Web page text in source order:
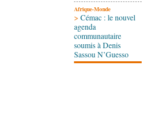
Afrique-Monde
> Cémac : le nouvel
agenda
communautaire
soumis à Denis
Sassou N’Guesso